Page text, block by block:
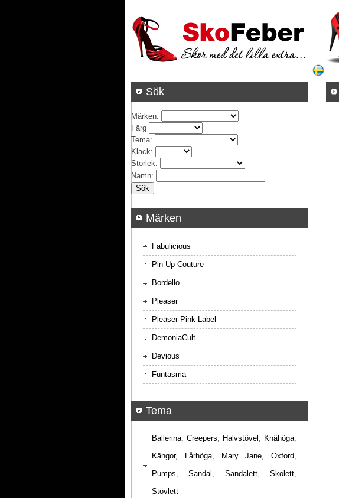
Sök
Märken:
Färg
Tema:
Klack:
Storlek:
Namn:
Märken
Fabulicious
Pin Up Couture
Bordello
Pleaser
Pleaser Pink Label
DemoniaCult
Devious
Funtasma
Tema
Ballerina, Creepers, Halvstövel , Knähöga,
Kängor, Lårhöga, Mary Jane, Oxford,
Pumps,Sandal , Sandalett,Skolett,
Stövlett